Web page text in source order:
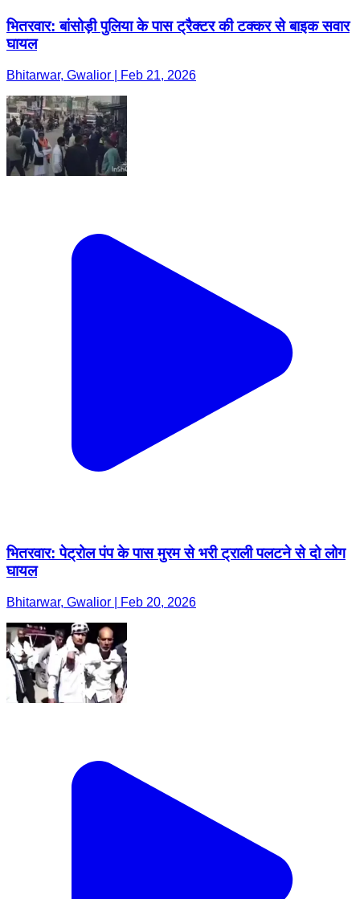
भितरवार: बांसोड़ी पुलिया के पास ट्रैक्टर की टक्कर से बाइक सवार
घायल
Bhitarwar, Gwalior | Feb 21, 2026
भितरवार: पेट्रोल पंप के पास मुरम से भरी ट्राली पलटने से दो लोग
घायल
Bhitarwar, Gwalior | Feb 20, 2026